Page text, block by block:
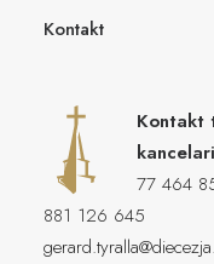
Kontakt
Kontakt
77 464
881 126 645